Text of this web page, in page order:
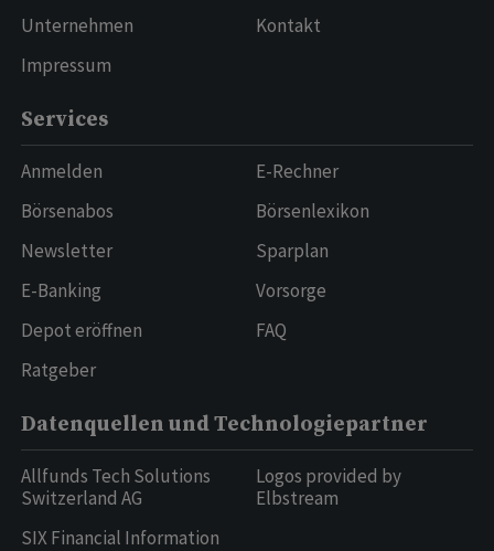
Unternehmen
Impressum
Kontakt
Services
Anmelden
Börsenabos
Newsletter
E-Banking
Depot eröffnen
Ratgeber
E-Rechner
Börsenlexikon
Sparplan
Vorsorge
FAQ
Datenquellen und Technologiepartner
Allfunds Tech Solutions
Switzerland AG
SIX Financial Information
Logos provided by
Elbstream